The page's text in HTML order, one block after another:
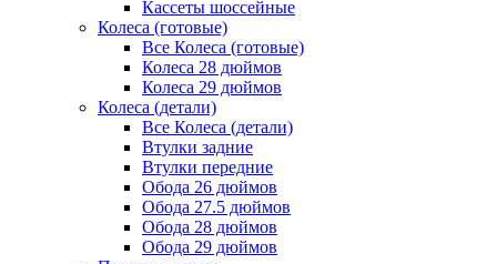
Кассеты шоссейные
Колеса (готовые)
Все Колеса (готовые)
Колеса 28 дюймов
Колеса 29 дюймов
Колеса (детали)
Все Колеса (детали)
Втулки задние
Втулки передние
Обода 26 дюймов
Обода 27.5 дюймов
Обода 28 дюймов
Обода 29 дюймов